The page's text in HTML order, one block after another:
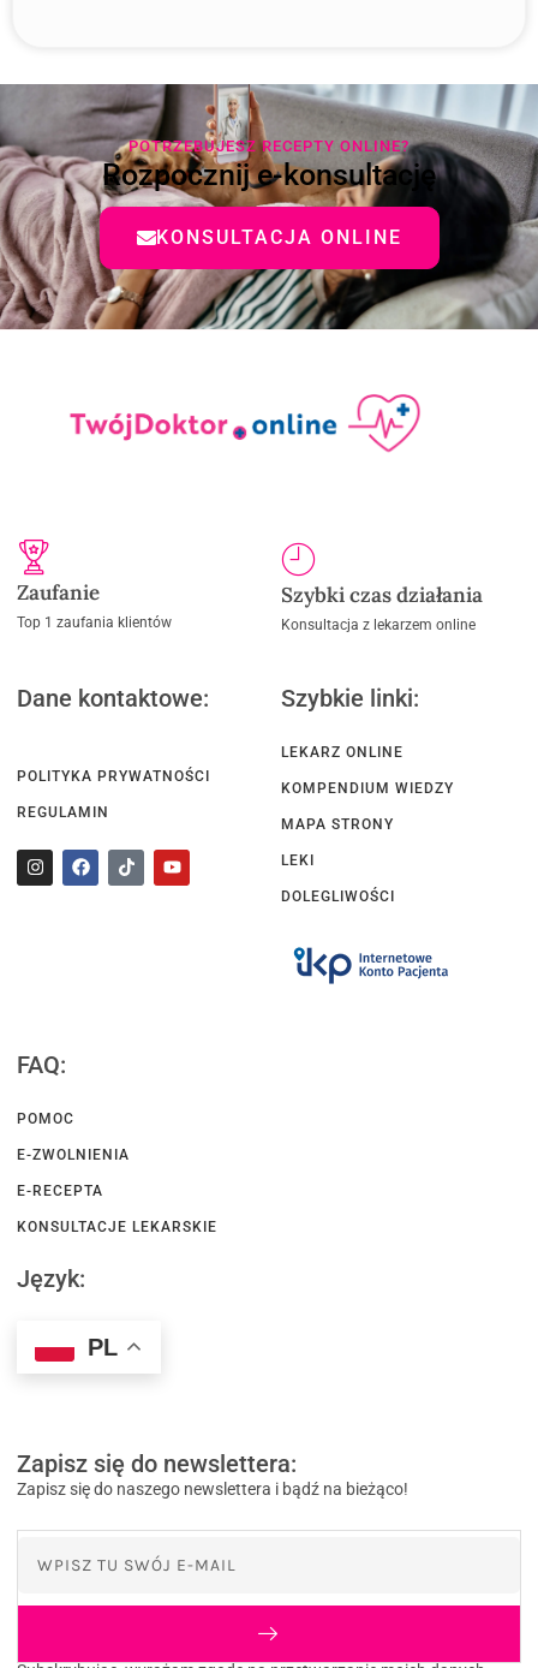
POTRZEBUJESZ RECEPTY ONLINE?
Rozpocznij e-konsultację
KONSULTACJA ONLINE
Zaufanie
Top 1 zaufania klientów
Szybki czas działania
Konsultacja z lekarzem online
Dane kontaktowe:
POLITYKA PRYWATNOŚCI
REGULAMIN
Szybkie linki:
LEKARZ ONLINE
KOMPENDIUM WIEDZY
MAPA STRONY
LEKI
DOLEGLIWOŚCI
FAQ:
POMOC
E-ZWOLNIENIA
E-RECEPTA
KONSULTACJE LEKARSKIE
Język:
PL
Zapisz się do newslettera:
Zapisz się do naszego newslettera i bądź na bieżąco!